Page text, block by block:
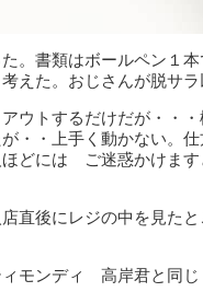
。書類はボールペン１
えた。おじさんが脱サラ
トするだけだが・・・
・・上手く動かない。
どには ご迷惑かけま
直後にレジの中を見た
モンディ 高岸君と同じ